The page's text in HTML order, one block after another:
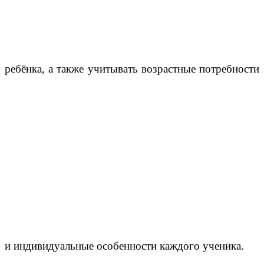
ребёнка, а также учитывать возрастные потребности
и индивидуальные особенности каждого ученика.